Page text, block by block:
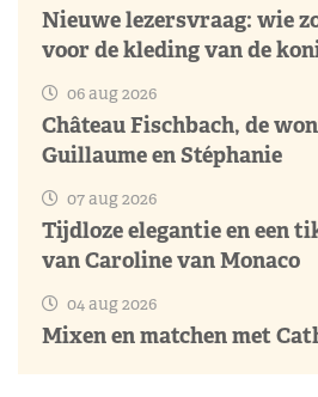
Nieuwe lezersvraag: wie
voor de kleding van de
06 aug 2026
Château Fischbach, de
Guillaume en Stéphanie
07 aug 2026
Tijdloze elegantie en een
van Caroline van Monaco
04 aug 2026
Mixen en matchen met